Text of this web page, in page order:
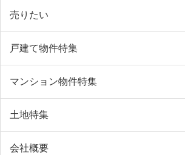
売りたい
戸建て物件特集
マンション物件特集
土地特集
会社概要